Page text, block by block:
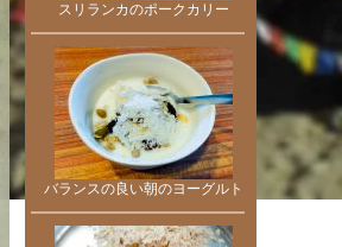
スリランカのポークカリー
バランスの良い朝のヨーグルト